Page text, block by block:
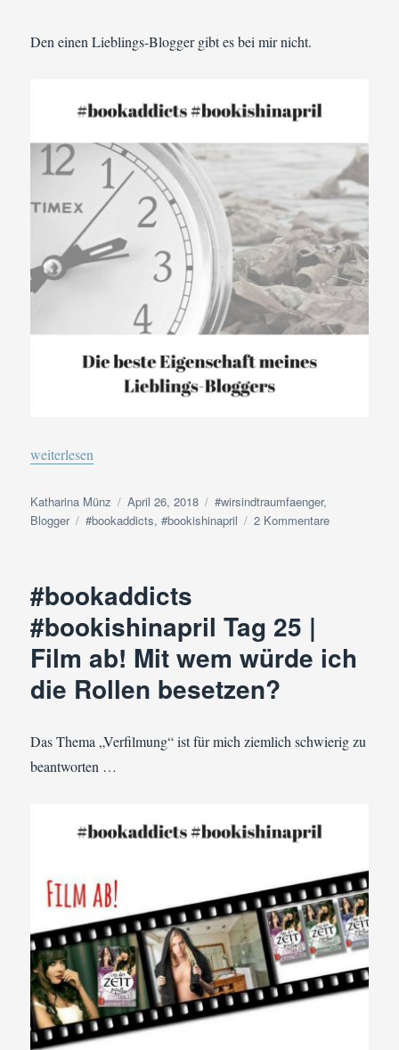
Den einen Lieblings-Blogger gibt es bei mir nicht.
„#bookaddicts #bookishinapril Tag 26 | Die beste Eigenschaft
weiterlesen
Autor
Katharina Münz
Veröffentlicht
am
April 26, 2018 Kategorien
#wirsindtraumfaenger,
Blogger
Schlagwörter
#bookaddicts,#bookishinapril 2 Kommentarezu
beste
Eigenschaft
#bookaddicts
#bookishinapril Tag 25 |
Film ab! Mit wem würde ich
die Rollen besetzen?
Das Thema „Verfilmung“ ist für mich ziemlich schwierig zu
beantworten …